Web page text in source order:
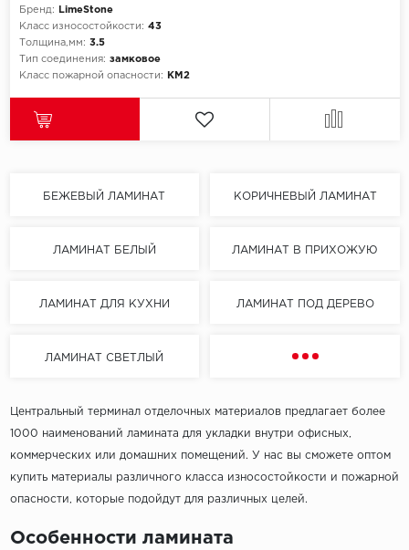
Бренд:
LimeStone
Класс износостойкости: 43
Толщина,мм: 3.5
Тип соединения: замковое
Класс пожарной опасности:
КМ2
БЕЖЕВЫЙ ЛАМИНАТ КОРИЧНЕВЫЙ ЛАМИНАТ
ЛАМИНАТ БЕЛЫЙ ЛАМИНАТ В ПРИХОЖУЮ
ЛАМИНАТ ДЛЯ КУХНИ ЛАМИНАТ ПОД ДЕРЕВО
ЛАМИНАТ СВЕТЛЫЙ
Центральный терминал отделочных материалов предлагает более
1000 наименований ламината для укладки внутри офисных,
коммерческих или домашних помещений. У нас вы сможете оптом
купить материалы различного класса износостойкости и пожарной
опасности, которые подойдут для различных целей.
Особенности ламината